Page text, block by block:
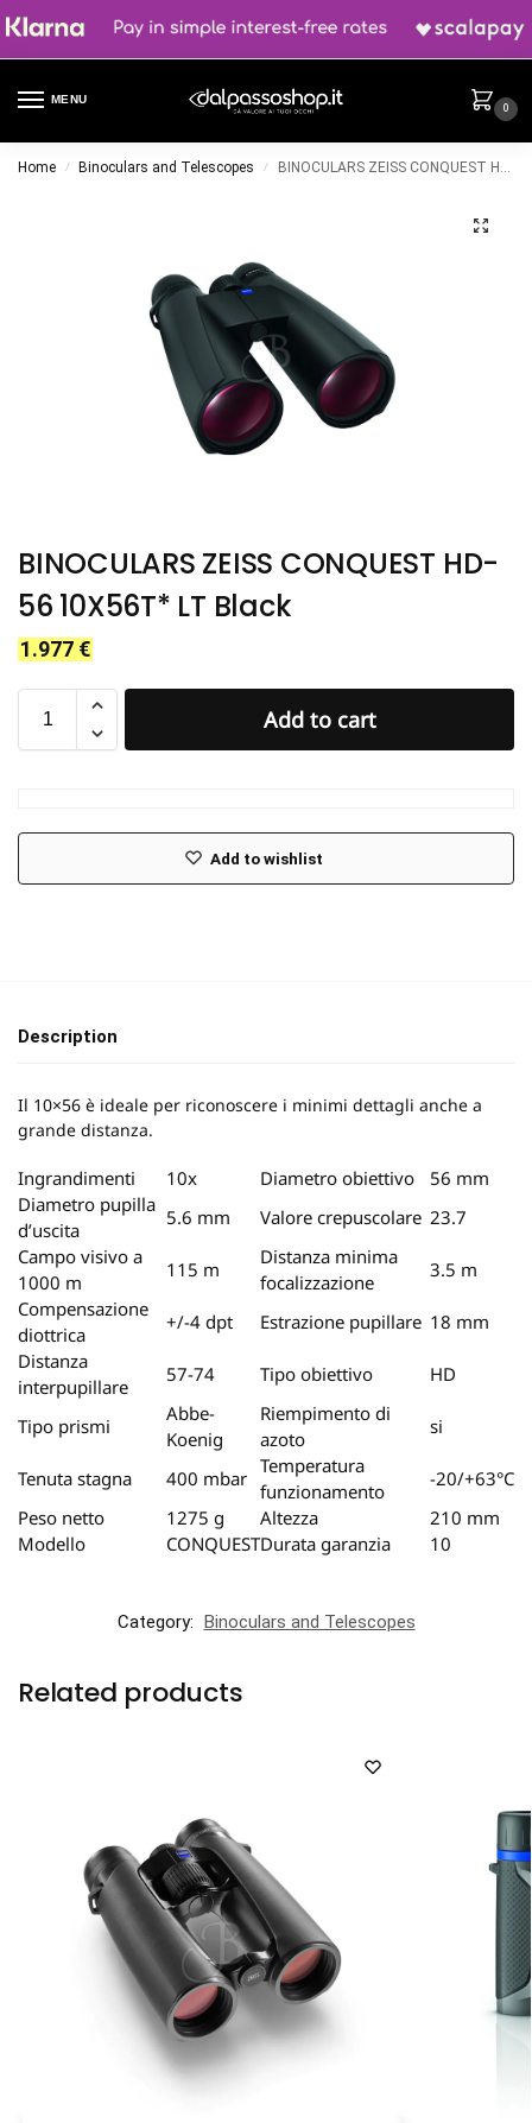
MENU
0
Home / Binoculars and Telescopes / BINOCULARS ZEISS CONQUEST HD-56 10X56T* LT Black
BINOCULARS ZEISS CONQUEST HD-
56 10X56T* LT Black
1.977 €
Add to cart
Add to wishlist
Description
Il 10×56 è ideale per riconoscere i minimi dettagli anche a
grande distanza.
Ingrandimenti 10x Diametro obiettivo
56 mm
Diametro pupilla
d’uscita
5.6 mm Valore crepuscolare 23.7
Campo visivo a
1000 m
115 m
Distanza minima
focalizzazione
3.5 m
Compensazione
diottrica
+/-4 dpt Estrazione pupillare 18 mm
Distanza
interpupillare
57-74 Tipo obiettivo HD
Tipo prismi
Abbe-
Koenig
Riempimento di
azoto
si
Tenuta stagna 400 mbar
Temperatura
funzionamento
-20/+63°C
Peso netto
1275 g Altezza
210 mm
Modello
CONQUESTDurata garanzia 10
Category: Binoculars and Telescopes
Related products